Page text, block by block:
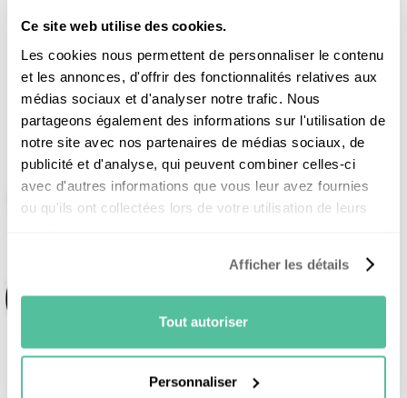
Ce site web utilise des cookies.
Les cookies nous permettent de personnaliser le contenu
et les annonces, d'offrir des fonctionnalités relatives aux
médias sociaux et d'analyser notre trafic. Nous
partageons également des informations sur l'utilisation de
notre site avec nos partenaires de médias sociaux, de
publicité et d'analyse, qui peuvent combiner celles-ci
avec d'autres informations que vous leur avez fournies
ou qu'ils ont collectées lors de votre utilisation de leurs
Afficher les détails
Tout autoriser
Personnaliser